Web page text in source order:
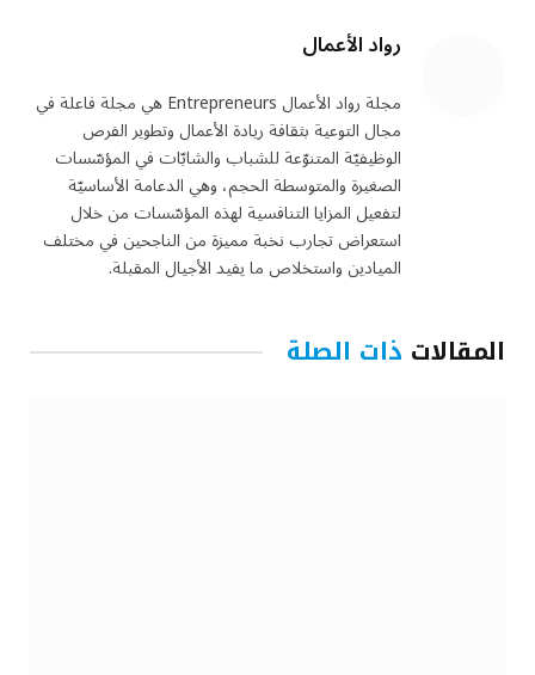
رواد الأعمال
مجلة رواد الأعمال Entrepreneurs هي مجلة فاعلة في
مجال التوعية بثقافة ريادة الأعمال وتطوير الفرص
الوظيفيّة المتنوّعة للشباب والشابّات في المؤسّسات
الصغيرة والمتوسطة الحجم، وهي الدعامة الأساسيّة
لتفعيل المزايا التنافسية لهذه المؤسّسات من خلال
استعراض تجارب نخبة مميزة من الناجحين في مختلف
الميادين واستخلاص ما يفيد الأجيال المقبلة.
المقالات ذات الصلة